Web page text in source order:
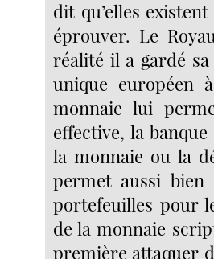
dit qu’elles
éprouver. Le
réalité il a gardé
unique européen
monnaie lui
effective, la
la monnaie ou la
permet aussi bien
portefeuilles pour
de la monnaie
première attaquer